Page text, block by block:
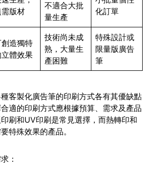
版材
不適合大批
量生產
化訂單
造獨特
立體效果
技術尚未成
熟，大量生
產困難
特殊設計或
限量版廣告
筆
客製化廣告筆的印刷方式各有其優缺點
適的印刷方式應根據預算、需求及產品
刷和UV印刷是常見選擇，而熱轉印和
特殊效果的產品。
：